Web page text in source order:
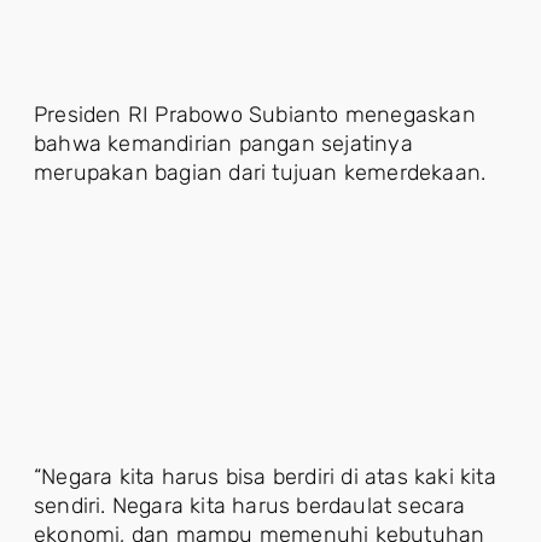
Presiden RI Prabowo Subianto menegaskan
bahwa kemandirian pangan sejatinya
merupakan bagian dari tujuan kemerdekaan.
“Negara kita harus bisa berdiri di atas kaki kita
sendiri. Negara kita harus berdaulat secara
ekonomi, dan mampu memenuhi kebutuhan